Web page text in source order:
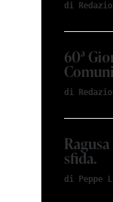
di
60ª
di
sfida.
di Peppe